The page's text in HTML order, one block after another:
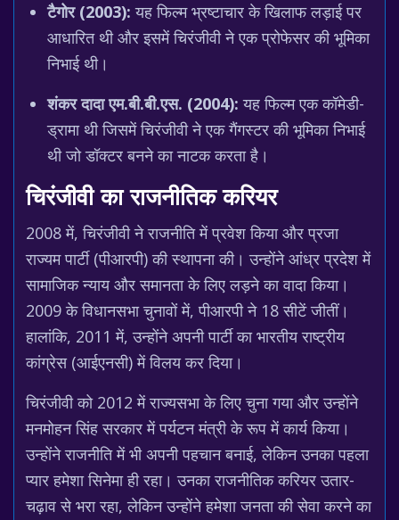
टैगोर (2003): यह फिल्म भ्रष्टाचार के खिलाफ लड़ाई पर
आधारित थी और इसमें चिरंजीवी ने एक प्रोफेसर की भूमिका
निभाई थी।
शंकर दादा एम.बी.बी.एस. (2004): यह फिल्म एक कॉमेडी-
ड्रामा थी जिसमें चिरंजीवी ने एक गैंगस्टर की भूमिका निभाई
थी जो डॉक्टर बनने का नाटक करता है।
चिरंजीवी का राजनीतिक करियर
2008 में, चिरंजीवी ने राजनीति में प्रवेश किया और प्रजा
राज्यम पार्टी (पीआरपी) की स्थापना की। उन्होंने आंध्र प्रदेश में
सामाजिक न्याय और समानता के लिए लड़ने का वादा किया।
2009 के विधानसभा चुनावों में, पीआरपी ने 18 सीटें जीतीं।
हालांकि, 2011 में, उन्होंने अपनी पार्टी का भारतीय राष्ट्रीय
कांग्रेस (आईएनसी) में विलय कर दिया।
चिरंजीवी को 2012 में राज्यसभा के लिए चुना गया और उन्होंने
मनमोहन सिंह सरकार में पर्यटन मंत्री के रूप में कार्य किया।
उन्होंने राजनीति में भी अपनी पहचान बनाई, लेकिन उनका पहला
प्यार हमेशा सिनेमा ही रहा। उनका राजनीतिक करियर उतार-
चढ़ाव से भरा रहा, लेकिन उन्होंने हमेशा जनता की सेवा करने का